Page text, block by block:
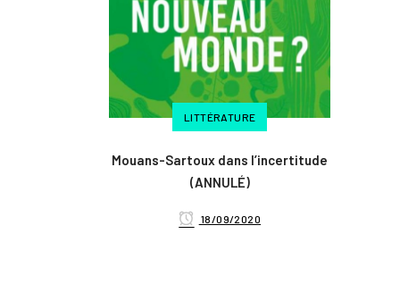
LITTÉRATURE
Mouans-Sartoux dans l’incertitude
(ANNULÉ)
18/09/2020